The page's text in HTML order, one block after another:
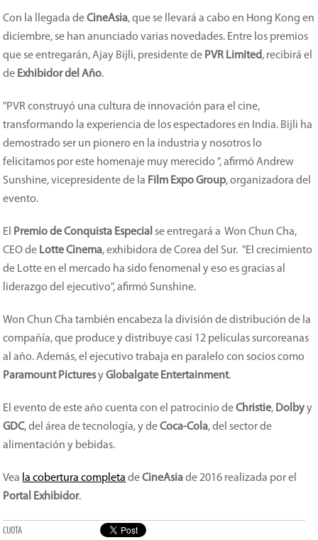
Con la llegada deCineAsia, que se llevará a cabo en Hong Kong en
diciembre, se han anunciado varias novedades. Entre los premios
que se entregarán, Ajay Bijli, presidente de PVR Limited, recibirá el
de Exhibidor del Año.
"PVR construyó una cultura de innovación para el cine,
transformando la experiencia de los espectadores en India. Bijli ha
demostrado ser un pionero en la industria y nosotros lo
felicitamos por este homenaje muy merecido ", afirmó Andrew
Sunshine, vicepresidente de la Film Expo Group, organizadora del
evento.
El Premio de Conquista Especial se entregará a Won Chun Cha,
CEO de Lotte Cinema, exhibidora de Corea del Sur. "El crecimiento
de Lotte en el mercado ha sido fenomenal y eso es gracias al
liderazgo del ejecutivo", afirmó Sunshine.
Won Chun Cha también encabeza la división de distribución de la
compañía, que produce y distribuye casi 12 películas surcoreanas
al año. Además, el ejecutivo trabaja en paralelo con socios como
Paramount PicturesyGlobalgate Entertainment.
El evento de este año cuenta con el patrocinio deChristie, Dolbyy
GDC, del área de tecnología, y deCoca-Cola, del sector de
alimentación y bebidas.
Vea la cobertura completa deCineAsiade 2016 realizada por el
Portal Exhibidor.
CUOTA